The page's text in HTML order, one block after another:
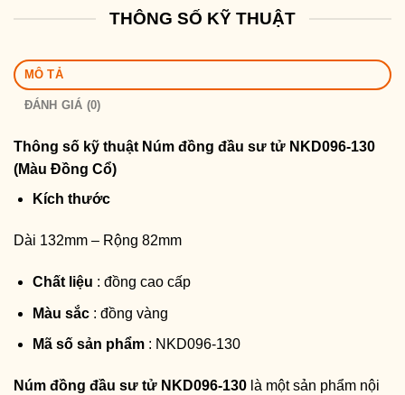
THÔNG SỐ KỸ THUẬT
MÔ TẢ
ĐÁNH GIÁ (0)
Thông số kỹ thuật Núm đồng đầu sư tử NKD096-130
(Màu Đồng Cổ)
Kích thước
Dài 132mm – Rộng 82mm
Chất liệu : đồng cao cấp
Màu sắc: đồng vàng
Mã số sản phẩm: NKD096-130
Núm đồng đầu sư tử NKD096-130 là một sản phẩm nội